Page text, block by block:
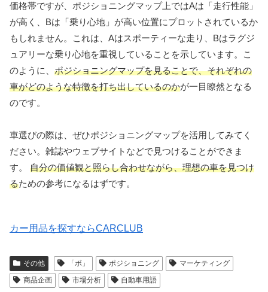
価格帯ですが、ポジショニングマップ上ではAは「走行性能」
が高く、Bは「乗り心地」が高い位置にプロットされているか
もしれません。これは、Aはスポーティーな走り、Bはラグジ
ュアリーな乗り心地を重視していることを示しています。こ
のように、 ポジショニングマップを見ることで、それぞれの
車がどのような特徴を打ち出しているのかが一目瞭然となる
のです。
車選びの際は、ぜひポジショニングマップを活用してみてく
ださい。雑誌やウェブサイトなどで見つけることができま
す。 自分の価値観と照らし合わせながら、理想の車を見つけ
るための参考になるはずです。
カー用品を探すならCARCLUB
その他 「ボ」 ポジショニング
マーケティング
商品企画
市場分析 自動車用語